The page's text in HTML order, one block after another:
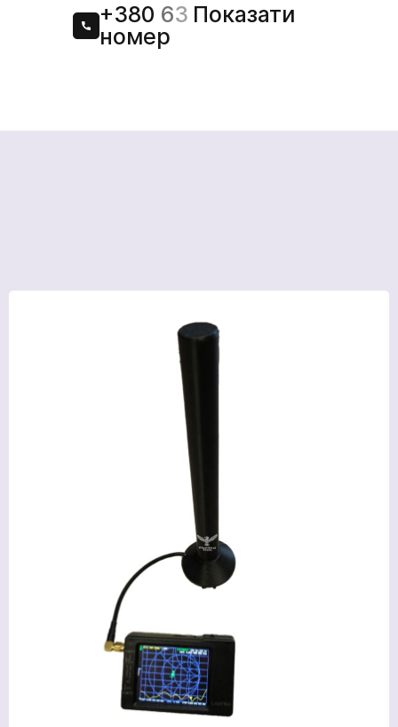
+380 63 Показати
номер